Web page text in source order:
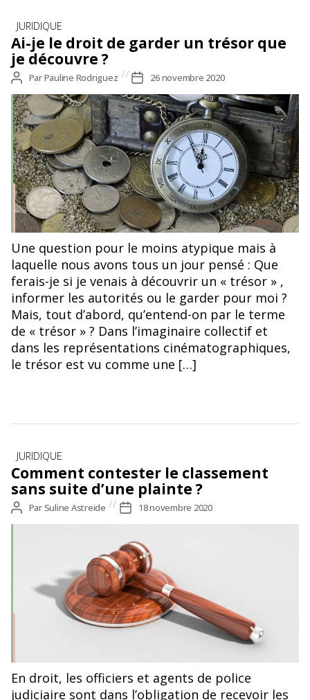
Catégories
JURIDIQUE
Ai-je le droit de garder un trésor que
je découvre ?
Auteur
de
l’article
ParPauline Rodriguez
Date
de
l’article
26 novembre 2020
Une question pour le moins atypique mais à
laquelle nous avons tous un jour pensé : Que
ferais-je si je venais à découvrir un « trésor » ,
informer les autorités ou le garder pour moi ?
Mais, tout d’abord, qu’entend-on par le terme
de « trésor » ? Dans l’imaginaire collectif et
dans les représentations cinématographiques,
le trésor est vu comme une […]
Catégories
JURIDIQUE
Comment contester le classement
sans suite d’une plainte ?
Auteur
de
ParSuline Astreide
Date
de
l’article
18 novembre 2020
En droit, les officiers et agents de police
judiciaire sont dans l’obligation de recevoir les